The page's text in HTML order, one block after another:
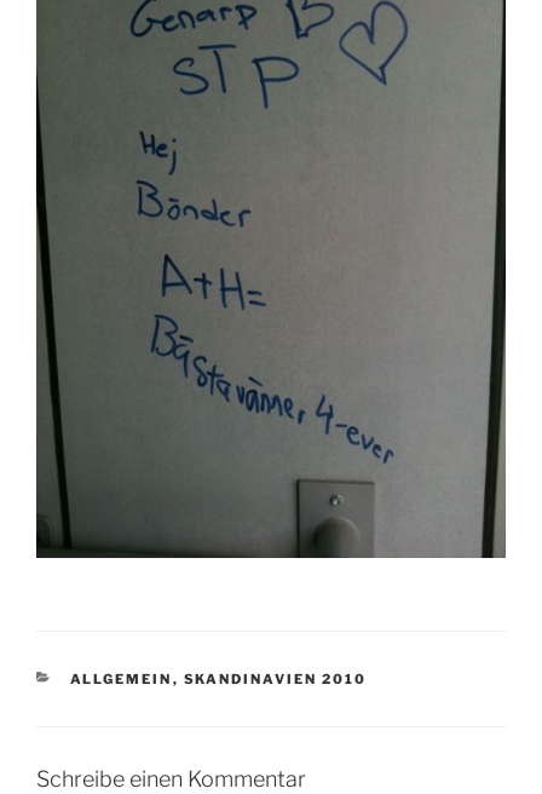
KATEGORIEN
ALLGEMEIN , SKANDINAVIEN 2010
Schreibe einen Kommentar